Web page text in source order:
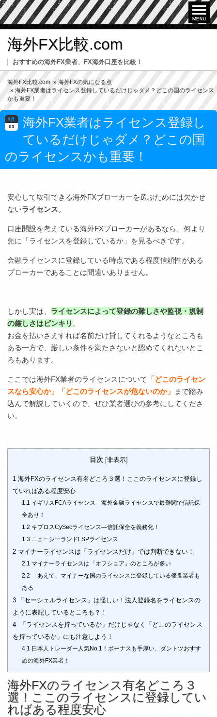
海外FX比較.com
おすすめの海外FX業者、FX海外口座を比較！
海外FX比較.com» 海外FXの気になる点
» 海外FX業者はライセンス登録しているだけじゃダメ？どこの国のライセンス
かも重要！
9月
03
海外FX業者はライセンス登録し
ているだけじゃダメ？どこの国
のライセンスかも重要！
安心して取引できる海外FXブローカーを選ぶためには欠かせ
ないライセンス。
口座開設を考えている海外FXブローカーがあるなら、何より
先に「ライセンスを登録しているか」を見るべきです。
金融ライセンスに登録している時点である程度信頼性がある
ブローカーであることは間違いありません。
しかし実は、 ライセンスによって登録の難しさや監視・規制
の厳しさはピンキリ 。
お金を払いさえすれば名前だけ貸してくれるようなところも
ある一方で、厳しい条件を満たさないと認めてくれないとこ
ろもあります。
ここでは海外FX業者のライセンスについて
「どこのライセン
スなら安心か」「どこのライセンスが危ないのか」
まで踏み
込んで解説していくので、ぜひ業者選びの参考にしてくださ
い。
目次 [非表示]
1 海外FXのライセンス有名どころ３選！ここのライセンスに登録し
ていればある程度安心
1.1 イギリスFCAライセンス―海外金融ライセンスで最難関で信託保
全あり！
1.2 キプロスCySecライセンス―信託保全を義務化！
1.3 ニュージーランドFSPライセンス
2 マイナーライセンスは「ライセンスだけ」では判断できない！
2.1 マイナーライセンスは「オフショア」のところが多い
2.2 「あえて」マイナーな国のライセンスに登録している優良業者も
ある
3 「セーシェルライセンス」は怪しい！法人登録名をライセンスの
ように表記しているところも？！
4 「ライセンスを持っているか」だけじゃなく「どこのライセンス
を持っているか」にも注意しよう！
4.1 日本人トレーダー人気No.1！ボーナスも手厚い、ダントツおすす
めの海外FX業者！
海外FXのライセンス有名どころ３
選！ここのライセンスに登録してい
ればある程度安心